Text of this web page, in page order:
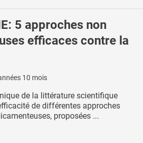
5 approches non
efficaces contre la
10 mois
de la littérature scientifique
de différentes approches
proposées ...